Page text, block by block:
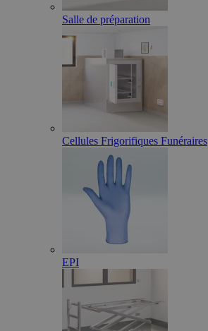
Salle de préparation
Cellules Frigorifiques Funéraires
EPI